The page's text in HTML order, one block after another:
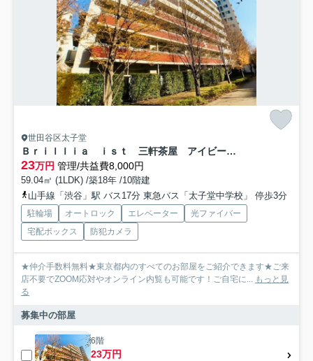
世田谷区太子堂
Ｂｒｉｌｌｉａ ｉｓｔ 三軒茶屋 アイビーテラス
23万円 管理/共益費8,000円
59.04㎡ (1LDK) /築18年 /10階建
山手線「渋谷」駅 バス17分 東急バス「太子堂中学校」 停歩3分
駐輪場 オートロック エレベーター
光ファイバー
宅配ボックス
防犯カメラ
★仲介手数料無料★東京都内のすべてのお部屋をご紹介できます★ご来
店不要でZOOM応対やオンライン内覧も可能です！ご自宅に... もっと見
る
募集中の部屋
6階
23万円